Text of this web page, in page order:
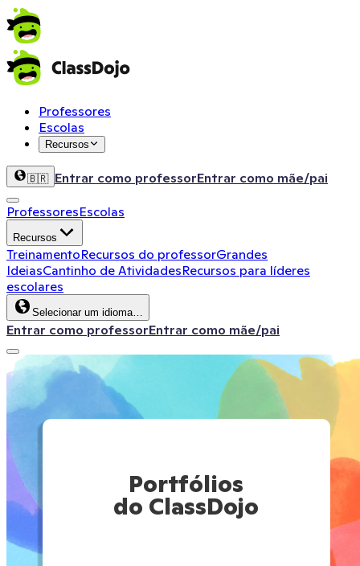
Professores
Escolas
Recursos
🇧🇷 Entrar como professorEntrar como mãe/pai
ProfessoresEscolas
Recursos
TreinamentoRecursos do professorGrandes
IdeiasCantinho de AtividadesRecursos para líderes
escolares
Selecionar um idioma…
Entrar como professorEntrar como mãe/pai
Portfólios
do ClassDojo